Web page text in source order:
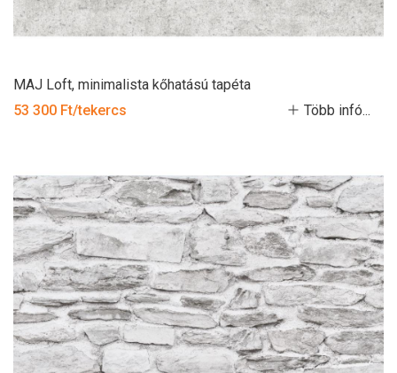
MAJ Loft, minimalista kőhatású tapéta
53 300 Ft/tekercs
Több infó...